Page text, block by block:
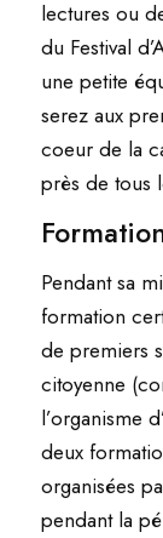
lectures ou
du Festival
une petite
serez aux
coeur de la
près de tous
Pendant sa
formation
de premiers
citoyenne
l’organisme
deux
organisées
pendant la